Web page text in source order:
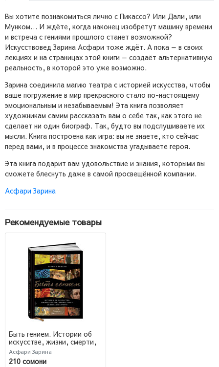
Вы хотите познакомиться лично с Пикассо? Или Дали, или
Мунком… И ждёте, когда наконец изобретут машину времени
и встреча с гениями прошлого станет возможной?
Искусствовед Зарина Асфари тоже ждёт. А пока — в своих
лекциях и на страницах этой книги — создаёт альтернативную
реальность, в которой это уже возможно.
Зарина соединила магию театра с историей искусства, чтобы
ваше погружение в мир прекрасного стало по-настоящему
эмоциональным и незабываемым! Эта книга позволяет
художникам самим рассказать вам о себе так, как этого не
сделает ни один биограф. Так, будто вы подслушиваете их
мысли. Книга построена как игра: вы не знаете, кто сейчас
перед вами, и в процессе знакомства угадываете героя.
Эта книга подарит вам удовольствие и знания, которыми вы
сможете блеснуть даже в самой просвещённой компании.
Асфари Зарина
Рекомендуемые товары
Быть гением. Истории об
искусстве, жизни, смерти,
любви, сексе, деньгах и
безумии
Асфари Зарина
210 сомони